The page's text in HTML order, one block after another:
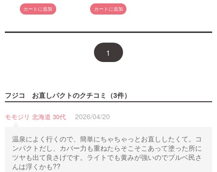
カートに追加 カートに追加
1
フジコ お直しパクトのクチコミ（3件）
モモジリ 北海道 30代 2026/04/20
温泉によく行くので、簡単にちゃちゃっとお直ししたくて。コ
ンパクトだし、カバー力も重ねたらそこそこあって塗った所に
ツヤも出て良さげです。ライトでも黄みが強いのでブルベ民さ
んは浮くかも??